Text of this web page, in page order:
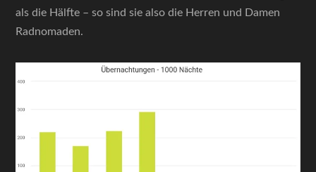
als die Hälfte – so sind sie also die Herren und Damen
Radnomaden.